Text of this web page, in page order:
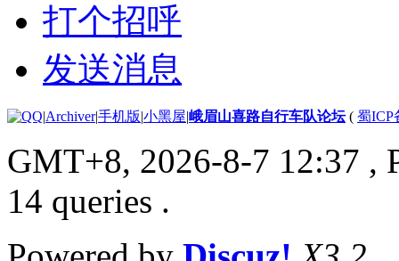
打个招呼
发送消息
|Archiver|手机版|小黑屋|峨眉山喜路自行车队论坛( 蜀ICP
GMT+8, 2026-8-7 12:37 ,
14 queries .